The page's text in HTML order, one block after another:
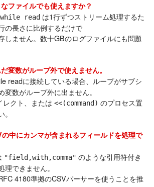
ファイルでも使えますか？
while read は1行ずつストリーム処理するた
の長さに比例するだけで
しません。数十GBのログファイルにも問題
変数がループ外で使えません。
readに接続している場合、ループがサブシ
変数がループ外に出ません。
レクト、または<<(command) のプロセス置
中にカンマが含まれるフィールドを処理で
"field,with,comma" のような引用符付き
できません。
4180準拠のCSVパーサーを使うことを推